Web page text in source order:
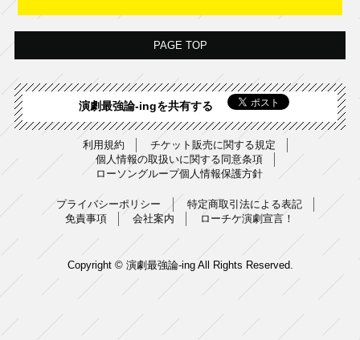
PAGE TOP
演劇最強論-ingを共有する
利用規約
チケット販売に関する規定
個人情報の取扱いに関する同意条項
ローソングループ個人情報保護方針
プライバシーポリシー
特定商取引法による表記
免責事項
会社案内 ローチケ演劇宣言！
Copyright © 演劇最強論-ing All Rights Reserved.